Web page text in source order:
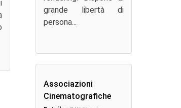
grande libertà di
persona...
Associazioni
Cinematografiche